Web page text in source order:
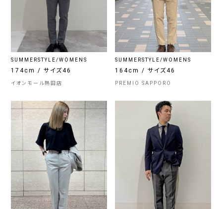
SUMMERSTYLE/WOMENS
174cm / サイズ46
イオンモール熱田店
SUMMERSTYLE/WOMENS
164cm / サイズ46
PREMIO SAPPORO